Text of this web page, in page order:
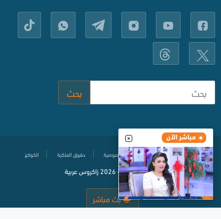
مباشر الآن
بحث
مركز المساعدة سياسة حماية الخصوصية حقوق الملكية الكوكيز
© جميع الحقوق محفوظة2020- 2026 زاكروس عربية
بث مباشر